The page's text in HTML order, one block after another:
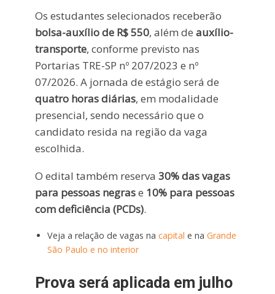
Os estudantes selecionados receberão
bolsa-auxílio de R$ 550, além de auxílio-
transporte, conforme previsto nas
Portarias TRE-SP nº 207/2023 e nº
07/2026. A jornada de estágio será de
quatro horas diárias, em modalidade
presencial, sendo necessário que o
candidato resida na região da vaga
escolhida.
O edital também reserva 30% das vagas
para pessoas negrase 10% para pessoas
com deficiência (PCDs).
Veja a relação de vagas na capital e na Grande
São Paulo e no interior
Prova será aplicada em julho